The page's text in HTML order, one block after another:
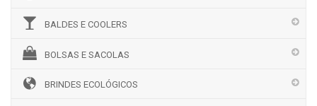
BALDES E COOLERS
BOLSAS E SACOLAS
BRINDES ECOLÓGICOS